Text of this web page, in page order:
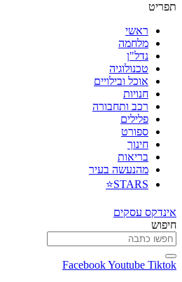
תפריט
ראשי
מלחמה
נדל"ן
טכנולוגיה
אוכל ובילויים
חנויות
רכב ותחבורה
פלילים
ספורט
חינוך
בריאות
מהנעשה בעיר
STARS⭐
אינדקס עסקים
חיפוש
FacebookYoutube Tiktok